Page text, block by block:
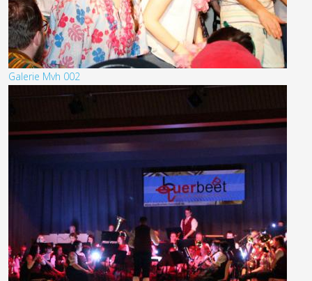
Galerie Mvh 002